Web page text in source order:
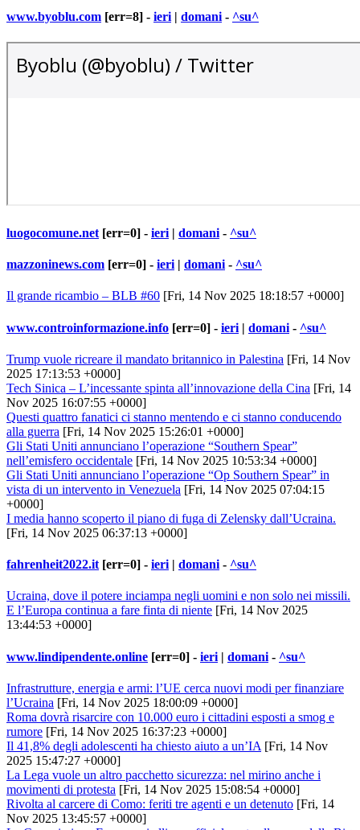
www.byoblu.com [err=8] - ieri | domani - ^su^
luogocomune.net [err=0] - ieri | domani - ^su^
mazzoninews.com [err=0] - ieri | domani - ^su^
Il grande ricambio – BLB #60 [Fri, 14 Nov 2025 18:18:57 +0000]
www.controinformazione.info [err=0] - ieri | domani - ^su^
Trump vuole ricreare il mandato britannico in Palestina [Fri, 14 Nov
2025 17:13:53 +0000]
Tech Sinica – L’incessante spinta all’innovazione della Cina [Fri, 14
Nov 2025 16:07:55 +0000]
Questi quattro fanatici ci stanno mentendo e ci stanno conducendo
alla guerra [Fri, 14 Nov 2025 15:26:01 +0000]
Gli Stati Uniti annunciano l’operazione “Southern Spear”
nell’emisfero occidentale [Fri, 14 Nov 2025 10:53:34 +0000]
Gli Stati Uniti annunciano l’operazione “Op Southern Spear” in
vista di un intervento in Venezuela [Fri, 14 Nov 2025 07:04:15
+0000]
I media hanno scoperto il piano di fuga di Zelensky dall’Ucraina.
[Fri, 14 Nov 2025 06:37:13 +0000]
fahrenheit2022.it [err=0] - ieri | domani - ^su^
Ucraina, dove il potere inciampa negli uomini e non solo nei missili.
E l’Europa continua a fare finta di niente [Fri, 14 Nov 2025
13:44:53 +0000]
www.lindipendente.online [err=0] - ieri | domani - ^su^
Infrastrutture, energia e armi: l’UE cerca nuovi modi per finanziare
l’Ucraina [Fri, 14 Nov 2025 18:00:09 +0000]
Roma dovrà risarcire con 10.000 euro i cittadini esposti a smog e
rumore [Fri, 14 Nov 2025 16:37:23 +0000]
Il 41,8% degli adolescenti ha chiesto aiuto a un’IA [Fri, 14 Nov
2025 15:47:27 +0000]
La Lega vuole un altro pacchetto sicurezza: nel mirino anche i
movimenti di protesta [Fri, 14 Nov 2025 15:08:54 +0000]
Rivolta al carcere di Como: feriti tre agenti e un detenuto [Fri, 14
Nov 2025 13:45:57 +0000]